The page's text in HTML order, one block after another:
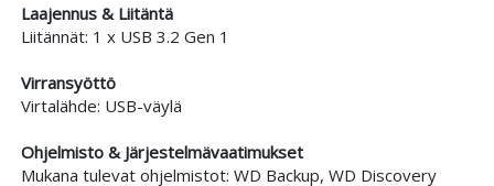
Laajennus & Liitäntä
Liitännät: 1 x USB 3.2 Gen 1
Virransyöttö
Virtalähde: USB-väylä
Ohjelmisto & Järjestelmävaatimukset
Mukana tulevat ohjelmistot: WD Backup, WD Discovery